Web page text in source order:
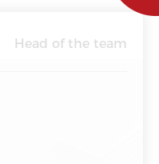
Head of the team